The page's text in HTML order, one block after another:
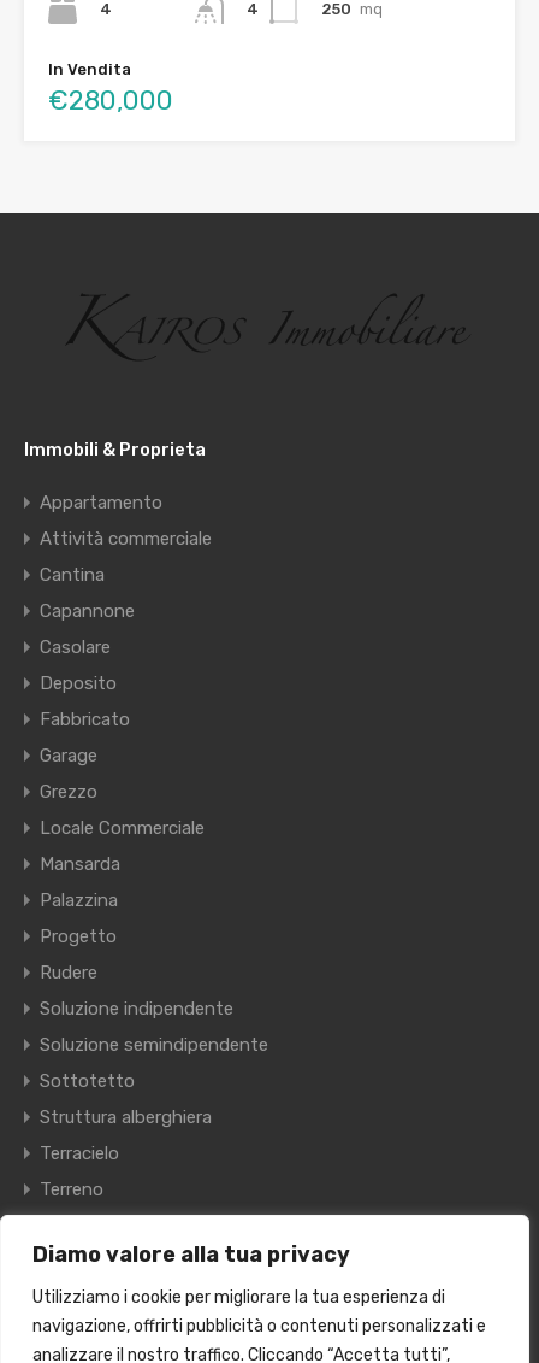
Diamo valore alla tua privacy
Utilizziamo i cookie per migliorare la tua esperienza di
navigazione, offrirti pubblicità o contenuti personalizzati e
analizzare il nostro traffico. Cliccando “Accetta tutti”,
4
4
250 mq
In Vendita
€280,000
Immobili & Proprieta
Appartamento
Attività commerciale
Cantina
Capannone
Casolare
Deposito
Fabbricato
Garage
Grezzo
Locale Commerciale
Mansarda
Palazzina
Progetto
Rudere
Soluzione indipendente
Soluzione semindipendente
Sottotetto
Struttura alberghiera
Terracielo
Terreno
Villetta a schiera
© 2024 Kairos Immobiliare S.R.L. VIA RISORGIMENTO, 9 -